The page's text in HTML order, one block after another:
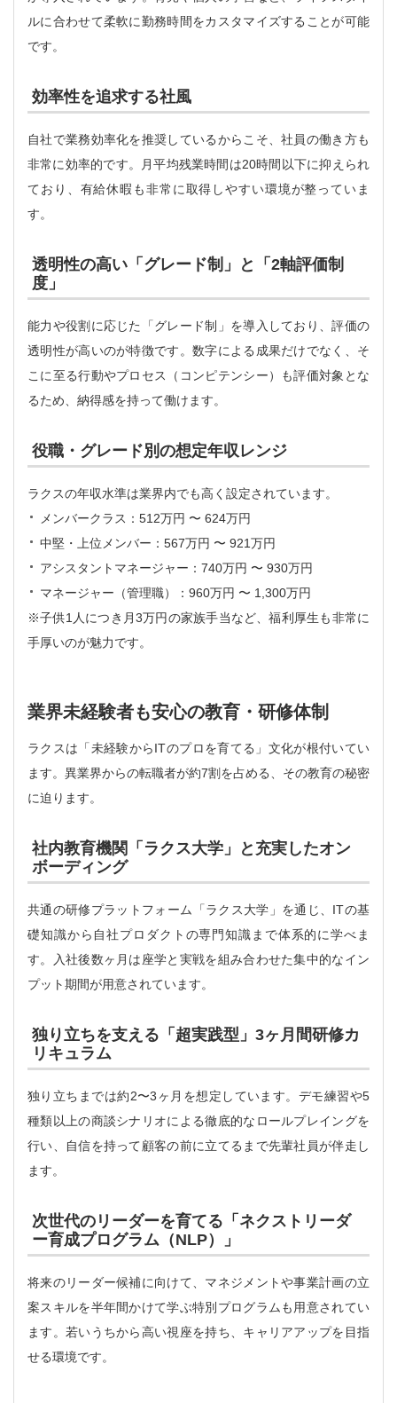
ルに合わせて柔軟に勤務時間をカスタマイズすることが可能
です。
効率性を追求する社風
自社で業務効率化を推奨しているからこそ、社員の働き方も
非常に効率的です。月平均残業時間は20時間以下に抑えられ
ており、有給休暇も非常に取得しやすい環境が整っていま
す。
透明性の高い「グレード制」と「2軸評価制
度」
能力や役割に応じた「グレード制」を導入しており、評価の
透明性が高いのが特徴です。数字による成果だけでなく、そ
こに至る行動やプロセス（コンピテンシー）も評価対象とな
るため、納得感を持って働けます。
役職・グレード別の想定年収レンジ
ラクスの年収水準は業界内でも高く設定されています。
メンバークラス：512万円 〜 624万円
中堅・上位メンバー：567万円 〜 921万円
アシスタントマネージャー：740万円 〜 930万円
マネージャー（管理職）：960万円 〜 1,300万円
※子供1人につき月3万円の家族手当など、福利厚生も非常に
手厚いのが魅力です。
業界未経験者も安心の教育・研修体制
ラクスは「未経験からITのプロを育てる」文化が根付いてい
ます。異業界からの転職者が約7割を占める、その教育の秘密
に迫ります。
社内教育機関「ラクス大学」と充実したオン
ボーディング
共通の研修プラットフォーム「ラクス大学」を通じ、ITの基
礎知識から自社プロダクトの専門知識まで体系的に学べま
す。入社後数ヶ月は座学と実戦を組み合わせた集中的なイン
プット期間が用意されています。
独り立ちを支える「超実践型」3ヶ月間研修カ
リキュラム
独り立ちまでは約2〜3ヶ月を想定しています。デモ練習や5
種類以上の商談シナリオによる徹底的なロールプレイングを
行い、自信を持って顧客の前に立てるまで先輩社員が伴走し
ます。
次世代のリーダーを育てる「ネクストリーダ
ー育成プログラム（NLP）」
将来のリーダー候補に向けて、マネジメントや事業計画の立
案スキルを半年間かけて学ぶ特別プログラムも用意されてい
ます。若いうちから高い視座を持ち、キャリアアップを目指
せる環境です。